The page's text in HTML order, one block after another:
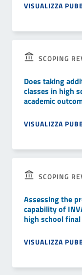
VISUALIZZA
SCOPING
Does taking
classes in high
academic
VISUALIZZA
SCOPING
Assessing the
capability of
high school
VISUALIZZA